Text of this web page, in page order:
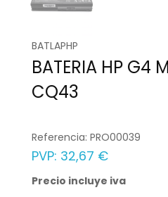
BATLAPHP
BATERIA HP G4
CQ43
Referencia: PRO00039
PVP: 32,67 €
Precio incluye iva